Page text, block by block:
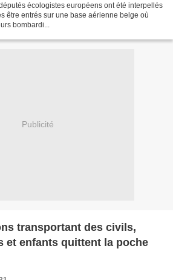
écologistes européens ont été interpellés
être entrés sur une base aérienne belge où
bombardi...
Publicité
transportant des civils,
et enfants quittent la poche